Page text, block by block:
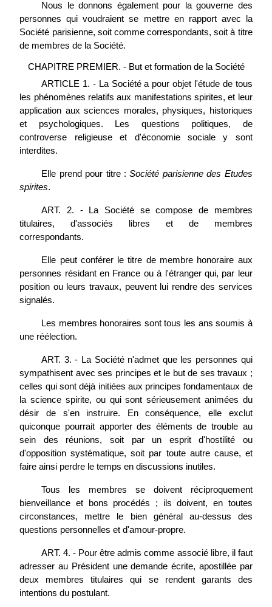
Nous le donnons également pour la gouverne des
personnes qui voudraient se mettre en rapport avec la
Société parisienne, soit comme correspondants, soit à titre
de membres de la Société.
CHAPITRE PREMIER. - But et formation de la Société
ARTICLE 1. - La Société a pour objet l'étude de tous
les phénomènes relatifs aux manifestations spirites, et leur
application aux sciences morales, physiques, historiques
et psychologiques. Les questions politiques, de
controverse religieuse et d'économie sociale y sont
interdites.
Elle prend pour titre :Société parisienne des Etudes
spirites.
ART. 2. - La Société se compose de membres
titulaires, d'associés libres et de membres
correspondants.
Elle peut conférer le titre de membre honoraire aux
personnes résidant en France ou à l'étranger qui, par leur
position ou leurs travaux, peuvent lui rendre des services
signalés.
Les membres honoraires sont tous les ans soumis à
une réélection.
ART. 3. - La Société n'admet que les personnes qui
sympathisent avec ses principes et le but de ses travaux ;
celles qui sont déjà initiées aux principes fondamentaux de
la science spirite, ou qui sont sérieusement animées du
désir de s'en instruire. En conséquence, elle exclut
quiconque pourrait apporter des éléments de trouble au
sein des réunions, soit par un esprit d'hostilité ou
d'opposition systématique, soit par toute autre cause, et
faire ainsi perdre le temps en discussions inutiles.
Tous les membres se doivent réciproquement
bienveillance et bons procédés ; ils doivent, en toutes
circonstances, mettre le bien général au-dessus des
questions personnelles et d'amour-propre.
ART. 4. - Pour être admis comme associé libre, il faut
adresser au Président une demande écrite, apostillée par
deux membres titulaires qui se rendent garants des
intentions du postulant.